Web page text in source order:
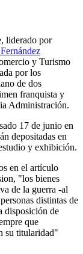
liderado por
y Turismo
por los
de dos
franquista y
Administración.
17 de junio en
depositadas en
y exhibición.
en el artículo
"los bienes
de la guerra -al
distintas de
disposición de
que
su titularidad"